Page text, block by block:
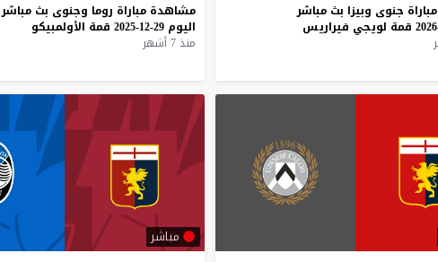
مباراة جنوى وبيزا بث مباشر
قمة لويجي فيراريس
مشاهدة مباراة روما وجنوى بث مباشر
اليوم 29-12-2025 قمة الأولمبيكو
منذ 7 أشهر
مباشر